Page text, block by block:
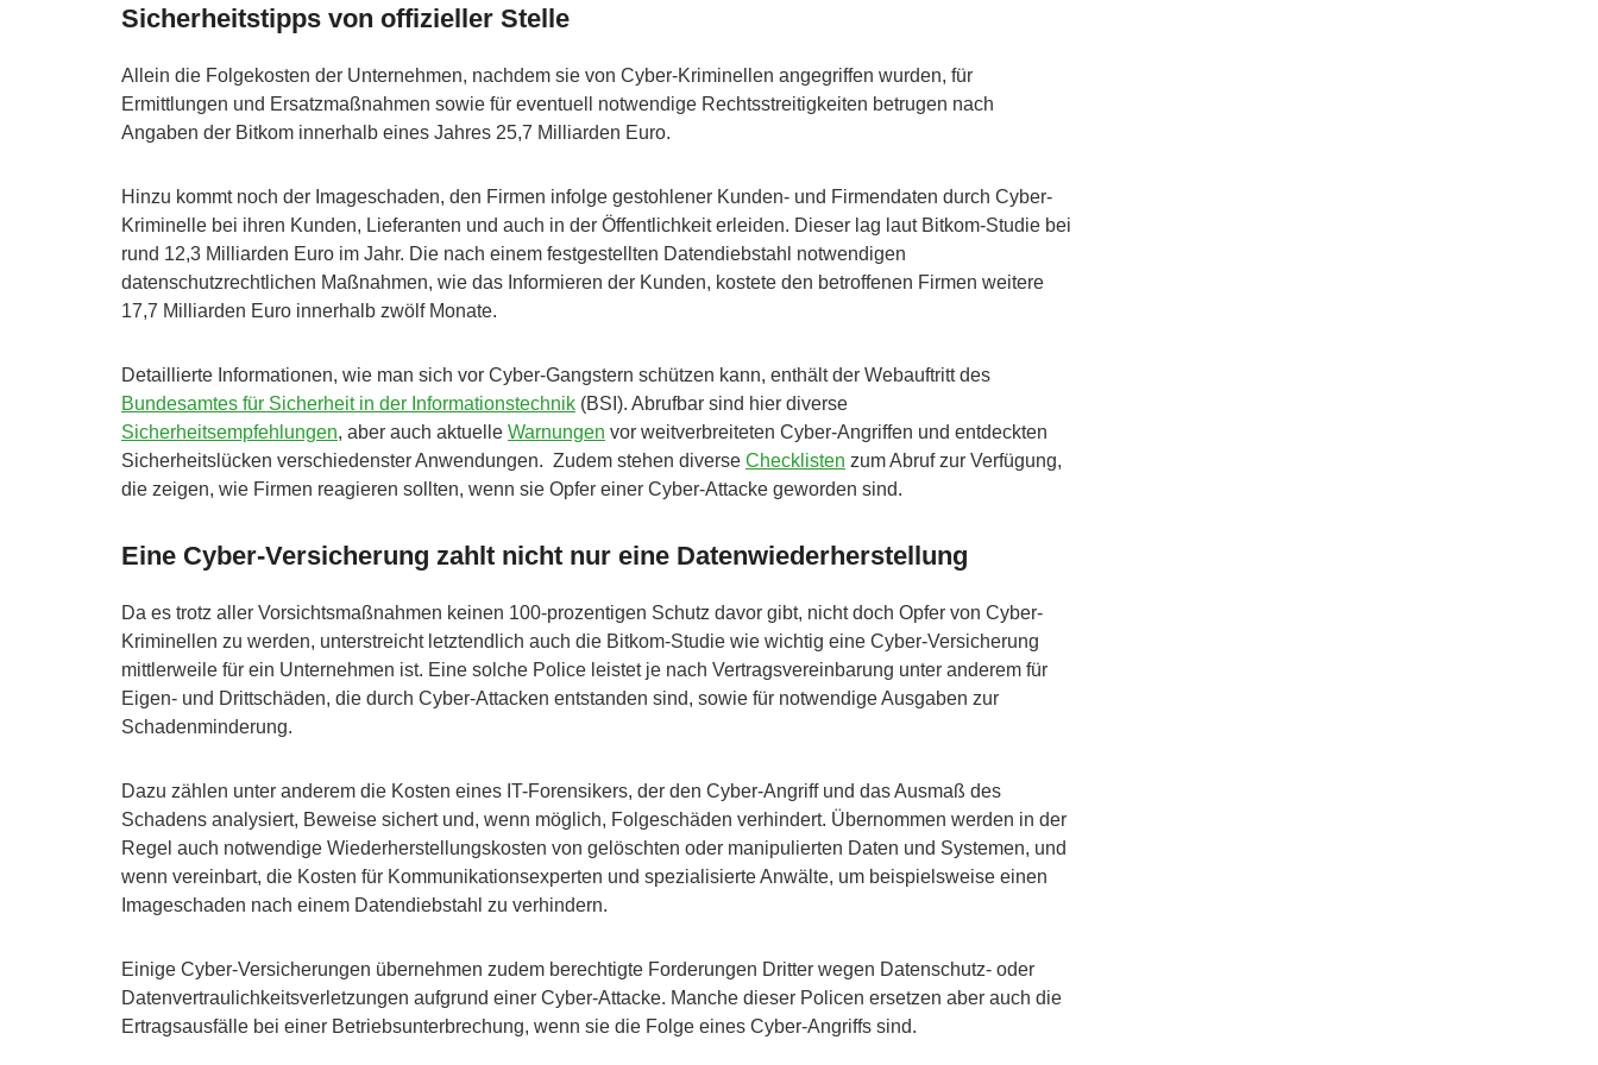
Sicherheitstipps von offizieller Stelle
Allein die Folgekosten der Unternehmen, nachdem sie von Cyber-Kriminellen angegriffen wurden, für
Ermittlungen und Ersatzmaßnahmen sowie für eventuell notwendige Rechtsstreitigkeiten betrugen nach
Angaben der Bitkom innerhalb eines Jahres 25,7 Milliarden Euro.
Hinzu kommt noch der Imageschaden, den Firmen infolge gestohlener Kunden- und Firmendaten durch Cyber-
Kriminelle bei ihren Kunden, Lieferanten und auch in der Öffentlichkeit erleiden. Dieser lag laut Bitkom-Studie bei
rund 12,3 Milliarden Euro im Jahr. Die nach einem festgestellten Datendiebstahl notwendigen
datenschutzrechtlichen Maßnahmen, wie das Informieren der Kunden, kostete den betroffenen Firmen weitere
17,7 Milliarden Euro innerhalb zwölf Monate.
Detaillierte Informationen, wie man sich vor Cyber-Gangstern schützen kann, enthält der Webauftritt des
Bundesamtes für Sicherheit in der Informationstechnik (BSI). Abrufbar sind hier diverse
Sicherheitsempfehlungen, aber auch aktuelle Warnungen vor weitverbreiteten Cyber-Angriffen und entdeckten
Sicherheitslücken verschiedenster Anwendungen. Zudem stehen diverse Checklisten zum Abruf zur Verfügung,
die zeigen, wie Firmen reagieren sollten, wenn sie Opfer einer Cyber-Attacke geworden sind.
Eine Cyber-Versicherung zahlt nicht nur eine Datenwiederherstellung
Da es trotz aller Vorsichtsmaßnahmen keinen 100-prozentigen Schutz davor gibt, nicht doch Opfer von Cyber-
Kriminellen zu werden, unterstreicht letztendlich auch die Bitkom-Studie wie wichtig eine Cyber-Versicherung
mittlerweile für ein Unternehmen ist. Eine solche Police leistet je nach Vertragsvereinbarung unter anderem für
Eigen- und Drittschäden, die durch Cyber-Attacken entstanden sind, sowie für notwendige Ausgaben zur
Schadenminderung.
Dazu zählen unter anderem die Kosten eines IT-Forensikers, der den Cyber-Angriff und das Ausmaß des
Schadens analysiert, Beweise sichert und, wenn möglich, Folgeschäden verhindert. Übernommen werden in der
Regel auch notwendige Wiederherstellungskosten von gelöschten oder manipulierten Daten und Systemen, und
wenn vereinbart, die Kosten für Kommunikationsexperten und spezialisierte Anwälte, um beispielsweise einen
Imageschaden nach einem Datendiebstahl zu verhindern.
Einige Cyber-Versicherungen übernehmen zudem berechtigte Forderungen Dritter wegen Datenschutz- oder
Datenvertraulichkeitsverletzungen aufgrund einer Cyber-Attacke. Manche dieser Policen ersetzen aber auch die
Ertragsausfälle bei einer Betriebsunterbrechung, wenn sie die Folge eines Cyber-Angriffs sind.